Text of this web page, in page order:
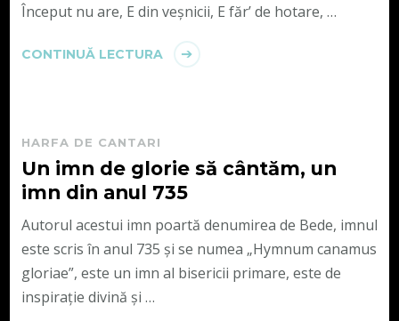
Început nu are, E din veşnicii, E făr’ de hotare, …
CONTINUĂ LECTURA
HARFA DE CANTARI
Un imn de glorie să cântăm, un
imn din anul 735
Autorul acestui imn poartă denumirea de Bede, imnul
este scris în anul 735 și se numea „Hymnum canamus
gloriae”, este un imn al bisericii primare, este de
inspirație divină și …